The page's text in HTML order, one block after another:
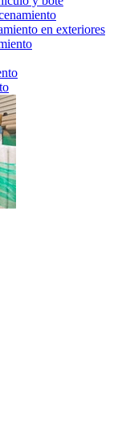
en exteriores